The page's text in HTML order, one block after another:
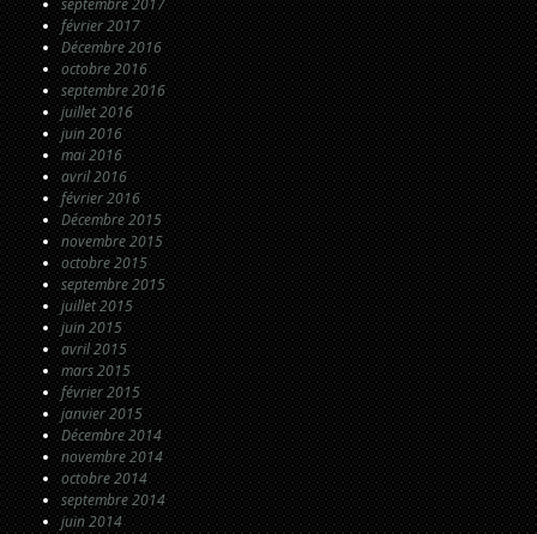
septembre 2017
février 2017
Décembre 2016
octobre 2016
septembre 2016
juillet 2016
juin 2016
mai 2016
avril 2016
février 2016
Décembre 2015
novembre 2015
octobre 2015
septembre 2015
juillet 2015
juin 2015
avril 2015
mars 2015
février 2015
janvier 2015
Décembre 2014
novembre 2014
octobre 2014
septembre 2014
juin 2014